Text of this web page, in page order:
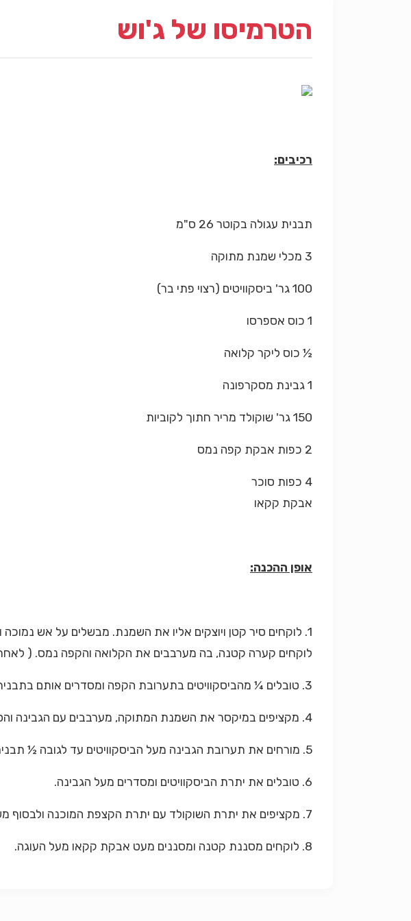
הטרמיסו של ג'וש
רכיבים:
תבנית עגולה בקוטר 26 ס"מ
3 מכלי שמנת מתוקה
100 גר' ביסקוויטים (רצוי פתי בר)
1 כוס אספרסו
½ כוס ליקר קלואה
1 גבינת מסקרפונה
150 גר' שוקולד מריר חתוך לקוביות
2 כפות אבקת קפה נמס
4 כפות סוכר
אבקת קקאו
אופן ההכנה:
לוקחים קערה קטנה, בה מערבבים את הקלואה והקפה נמס. (
3. טובלים ¼ מהביסקוויטים בתערובת הקפה ומסדרים אותם בתבנית.
4. מקציפים במיקסר את השמנת המתוקה, מערבבים עם הגבינה והסוכר עד שהסוכר מתמוסס.
5. מורחים את תערובת הגבינה מעל הביסקוויטים עד לגובה ½ תבנית.
6. טובלים את יתרת הביסקוויטים ומסדרים מעל הגבינה.
7. מקציפים את יתרת השוקולד עם יתרת הקצפת המוכנה ולבסוף משטחים בדפנות העוגה.
8. לוקחים מסננת קטנה ומסננים מעט אבקת קקאו מעל העוגה.